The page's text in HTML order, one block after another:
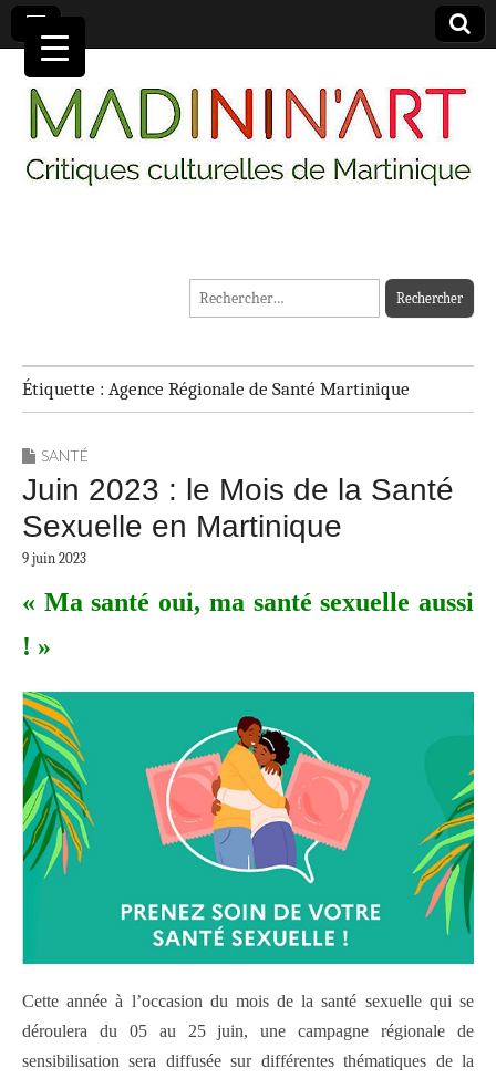
MADININ'ART
Rechercher :
Étiquette : Agence Régionale de Santé Martinique
SANTÉ
Juin 2023 : le Mois de la Santé
Sexuelle en Martinique
9 juin 2023
« Ma santé oui, ma santé sexuelle aussi
! »
Cette année à l’occasion du mois de la santé sexuelle qui se
déroulera du 05 au 25 juin,une campagne régionale de
sensibilisation sera diffusée sur différentes thématiques de la